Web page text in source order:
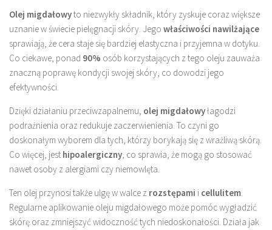
Olej migdałowyto niezwykły składnik, który zyskuje coraz większe
uznanie w świecie pielęgnacji skóry. Jego właściwości nawilżające
sprawiają, że cera staje się bardziej elastyczna i przyjemna w dotyku.
Co ciekawe, ponad 90% osób korzystających z tego oleju zauważa
znaczną poprawę kondycji swojej skóry, co dowodzi jego
efektywności.
Dzięki działaniu przeciwzapalnemu, olej migdałowyłagodzi
podrażnienia oraz redukuje zaczerwienienia. To czyni go
doskonałym wyborem dla tych, którzy borykają się z wrażliwą skórą.
Co więcej, jest hipoalergiczny, co sprawia, że mogą go stosować
nawet osoby z alergiami czy niemowlęta.
Ten olej przynosi także ulgę w walce z rozstępami i cellulitem.
Regularne aplikowanie oleju migdałowego może pomóc wygładzić
skórę oraz zmniejszyć widoczność tych niedoskonałości. Działa jak